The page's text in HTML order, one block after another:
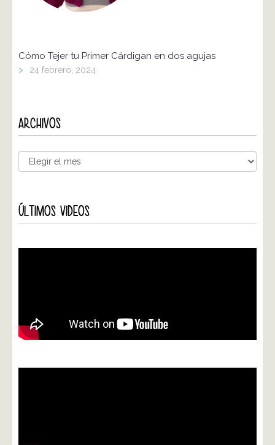
Cómo Tejer tu Primer Cárdigan en dos agujas
> 24 febrero, 2024
ARCHIVOS
ÚLTIMOS VIDEOS